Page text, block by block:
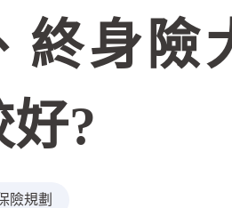
終身險
?
險規劃